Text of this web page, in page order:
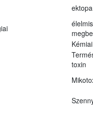
Kémiai
toxin